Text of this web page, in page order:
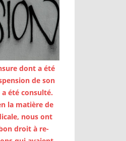
dont a été
de son
été consulté.
la matière de
nous ont
droit à re-